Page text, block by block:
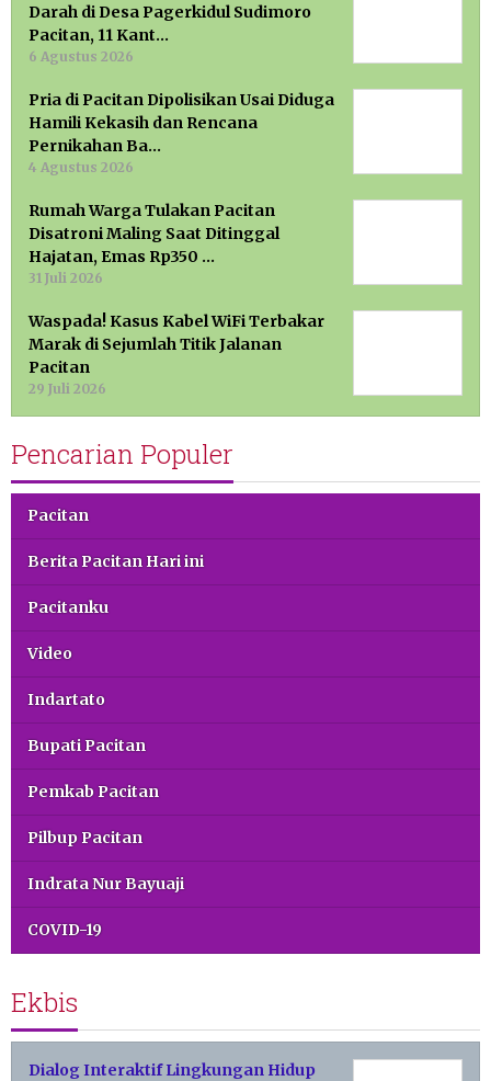
Darah di Desa Pagerkidul Sudimoro
Pacitan, 11 Kant…
6 Agustus 2026
Pria di Pacitan Dipolisikan Usai Diduga
Hamili Kekasih dan Rencana
Pernikahan Ba…
4 Agustus 2026
Rumah Warga Tulakan Pacitan
Disatroni Maling Saat Ditinggal
Hajatan, Emas Rp350 …
31 Juli 2026
Waspada! Kasus Kabel WiFi Terbakar
Marak di Sejumlah Titik Jalanan
Pacitan
29 Juli 2026
Pencarian Populer
Pacitan
Berita Pacitan Hari ini
Pacitanku
Video
Indartato
Bupati Pacitan
Pemkab Pacitan
Pilbup Pacitan
Indrata Nur Bayuaji
COVID-19
Ekbis
Dialog Interaktif Lingkungan Hidup